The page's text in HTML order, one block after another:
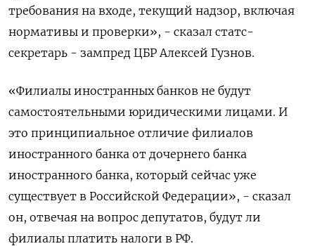
требования на входе, текущий надзор, включая
нормативы и проверки», - сказал статс-
секретарь - зампред ЦБР Алексей Гузнов.
«Филиалы иностранных банков не будут
самостоятельными юридическими лицами. И
это принципиальное отличие филиалов
иностранного банка от дочернего банка
иностранного банка, который сейчас уже
существует в Российской Федерации», - сказал
он, отвечая на вопрос депутатов, будут ли
филиалы платить налоги в РФ.